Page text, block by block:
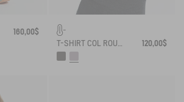
160,00$
T-SHIRT COL ROULÉ THERMO-RÉGULATEUR 120,00$